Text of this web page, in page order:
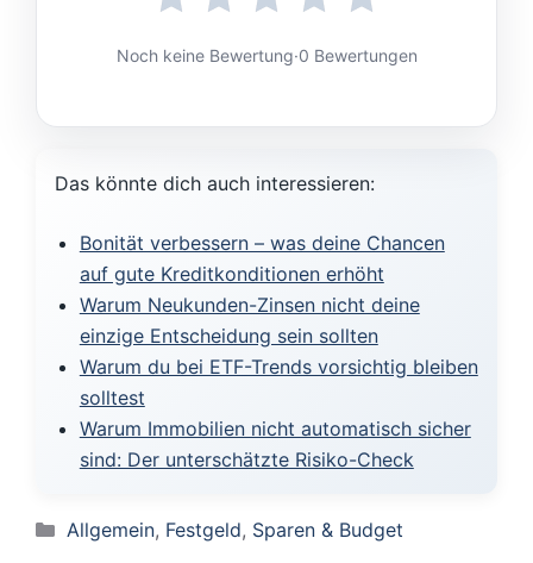
Noch keine Bewertung·0 Bewertungen
Das könnte dich auch interessieren:
Bonität verbessern – was deine Chancen
auf gute Kreditkonditionen erhöht
Warum Neukunden-Zinsen nicht deine
einzige Entscheidung sein sollten
Warum du bei ETF-Trends vorsichtig bleiben
solltest
Warum Immobilien nicht automatisch sicher
sind: Der unterschätzte Risiko-Check
Kategorien
Allgemein, Festgeld, Sparen & Budget